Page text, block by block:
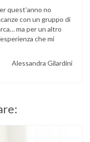
quest’anno no
con un gruppo di
ma per un altro
che mi
Alessandra Gilardini